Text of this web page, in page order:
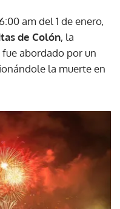
am del 1 de enero,
de Colón, la
abordado por un
la muerte en